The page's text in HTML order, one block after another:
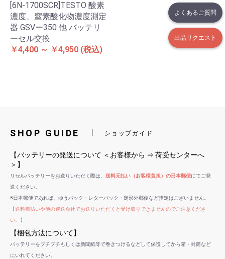
よくあるご質問
出品リクエスト
[6N-1700SCR]TESTO 酸素
濃度、窒素酸化物濃度測定
器 GSVー350 他 バッテリ
ーセル交換
￥4,400 ～ ￥4,950 (税込)
SHOP GUIDE ショップガイド
【バッテリーの発送について ＜お客様から ⇒ 荷受センターへ
＞】
リセルバッテリーをお送りいただく際は、 送料元払い（お客様負担）の日本郵便にてご発
送ください。
※日本郵便であれば、ゆうパック・レターパック・定形外郵便など指定はございません。
【送料着払いや他の運送会社でお送りいただくと受け取りできませんのでご注意くださ
い。】
【梱包方法について】
バッテリーをプチプチもしくは新聞紙等で巻きつけるなどして保護してから箱・封筒など
にいれてください。